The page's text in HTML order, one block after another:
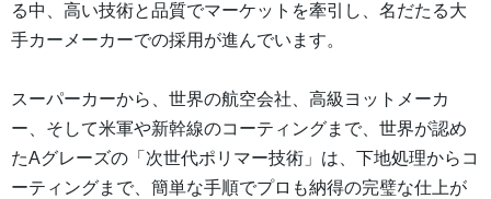
る中、高い技術と品質でマーケットを牽引し、名だたる大
手カーメーカーでの採用が進んでいます。
スーパーカーから、世界の航空会社、高級ヨットメーカ
ー、そして米軍や新幹線のコーティングまで、世界が認め
たAグレーズの「次世代ポリマー技術」は、下地処理からコ
ーティングまで、簡単な手順でプロも納得の完璧な仕上が